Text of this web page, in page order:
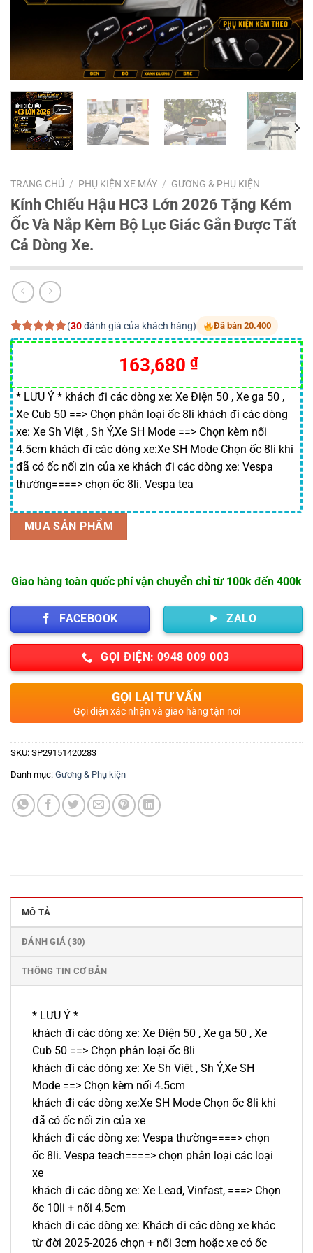
TRANG CHỦ / PHỤ KIỆN XE MÁY / GƯƠNG & PHỤ KIỆN
Kính Chiếu Hậu HC3 Lớn 2026 Tặng Kém
Ốc Và Nắp Kèm Bộ Lục Giác Gắn Được Tất
Cả Dòng Xe.
5.00trên 5
dựa trên
30
đánh giá
(30đánh giá của khách hàng) Đã bán 20.400
Giá
gốc
là:
225,000 ₫.
163,680 ₫Giá
hiện
tại
là:
163,680 ₫.
* LƯU Ý * khách đi các dòng xe: Xe Điện 50 , Xe ga 50 ,
Xe Cub 50 ==> Chọn phân loại ốc 8li khách đi các dòng
xe: Xe Sh Việt , Sh Ý,Xe SH Mode ==> Chọn kèm nối
4.5cm khách đi các dòng xe:Xe SH Mode Chọn ốc 8li khi
đã có ốc nối zin của xe khách đi các dòng xe: Vespa
thường====> chọn ốc 8li. Vespa tea
MUA SẢN PHẨM
Giao hàng toàn quốc phí vận chuyển chỉ từ 100k đến 400k
FACEBOOK ZALO
GỌI ĐIỆN: 0948 009 003
GỌI LẠI TƯ VẤN
Gọi điện xác nhận và giao hàng tận nơi
SKU: SP29151420283
Danh mục: Gương & Phụ kiện
MÔ TẢ
ĐÁNH GIÁ (30)
THÔNG TIN CƠ BẢN
* LƯU Ý *
khách đi các dòng xe: Xe Điện 50 , Xe ga 50 , Xe
Cub 50 ==> Chọn phân loại ốc 8li
khách đi các dòng xe: Xe Sh Việt , Sh Ý,Xe SH
Mode ==> Chọn kèm nối 4.5cm
khách đi các dòng xe:Xe SH Mode Chọn ốc 8li khi
đã có ốc nối zin của xe
khách đi các dòng xe: Vespa thường====> chọn
ốc 8li. Vespa teach====> chọn phân loại các loại
xe
khách đi các dòng xe: Xe Lead, Vinfast, ===> Chọn
ốc 10li + nối 4.5cm
khách đi các dòng xe: Khách đi các dòng xe khác
từ đời 2025-2026 chọn + nối 3cm hoặc xe có ốc